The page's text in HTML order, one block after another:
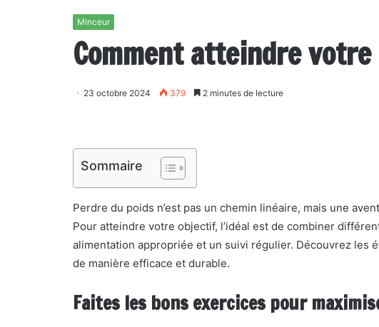
Minceur
Comment atteindre
23 octobre 2024 379 2 minutes de lecture
Sommaire
Perdre du poids n’est pas un chemin linéaire, mais une
Pour atteindre votre objectif, l’idéal est de combiner
alimentation appropriée et un suivi régulier. Découvrez les
de manière efficace et durable.
Faites les bons exercices pour